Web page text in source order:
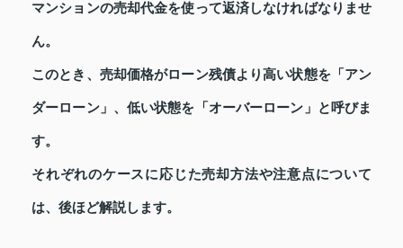
マンションの売却代金を使って返済しなければなりませ
ん。
このとき、売却価格がローン残債より高い状態を「アン
ダーローン」、低い状態を「オーバーローン」と呼びま
す。
それぞれのケースに応じた売却方法や注意点について
は、後ほど解説します。